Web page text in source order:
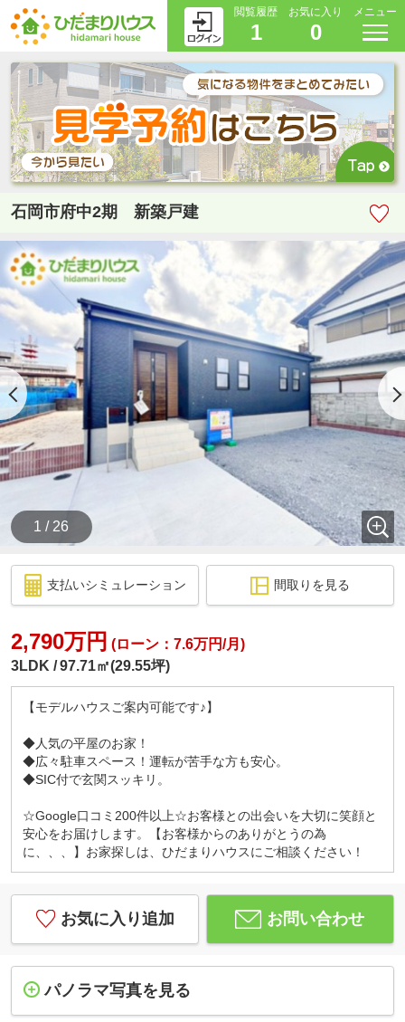
閲覧履歴
1
お気に入り
0
メニュー
石岡市府中2期 新築戸建
1 / 26
支払いシミュレーション 間取りを見る
2,790万円 (ローン：7.6万円/月)
3LDK
97.71㎡(29.55坪)
【モデルハウスご案内可能です♪】
◆人気の平屋のお家！
◆広々駐車スペース！運転が苦手な方も安心。
◆SIC付で玄関スッキリ。
☆Google口コミ200件以上☆お客様との出会いを大切に笑顔と
安心をお届けします。【お客様からのありがとうの為
に、、、】お家探しは、ひだまりハウスにご相談ください！
お気に入り追加 お問い合わせ
パノラマ写真を見る